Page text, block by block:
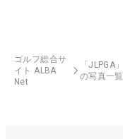
ゴルフ総合サ
イト ALBA
Net
「JLPGA」
の写真一覧